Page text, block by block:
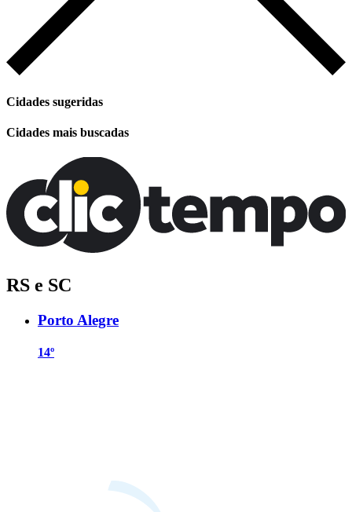
Cidades sugeridas
Cidades mais buscadas
RS e SC
Porto Alegre
14º